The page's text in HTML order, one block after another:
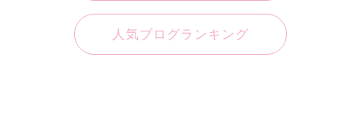
人気ブログランキング